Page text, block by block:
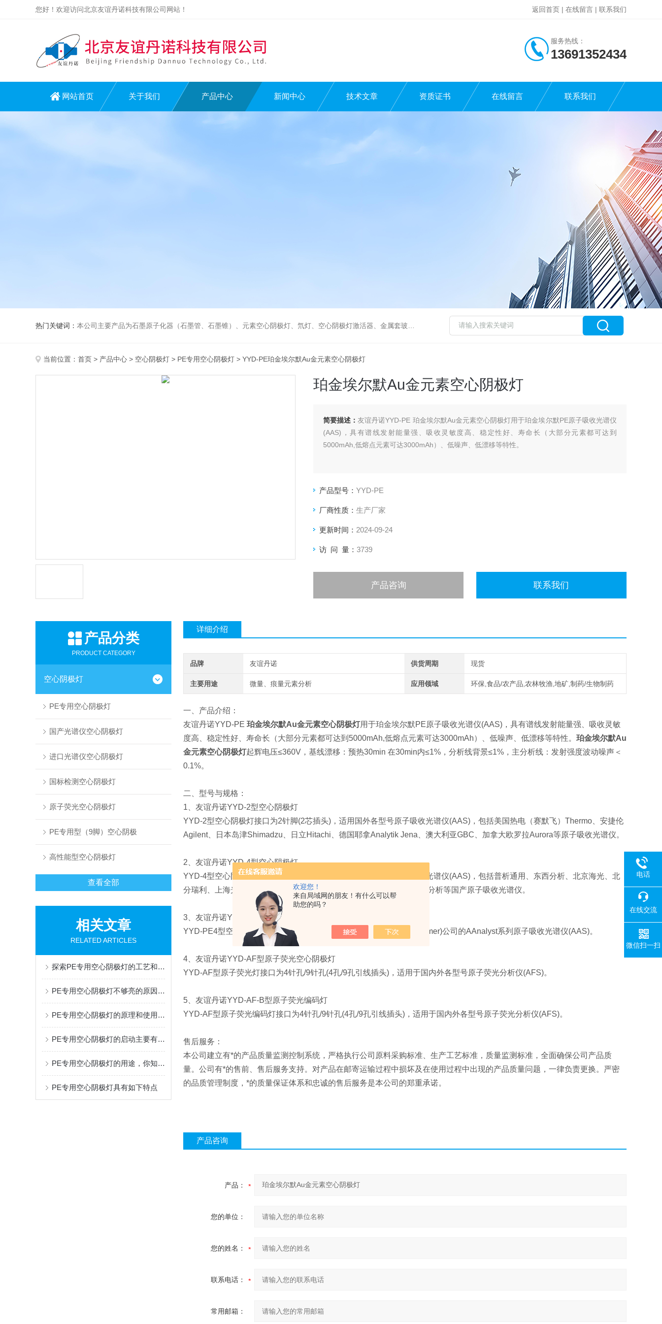
欢迎您！
来自局域网的朋友！有什么可以帮
助您的吗？
您好！欢迎访问北京友谊丹诺科技有限公司网站！ 返回首页 | 在线留言 | 联系我们
服务热线：
13691352434
网站首页 关于我们 产品中心 新闻中心 技术文章 资质证书 在线留言 联系我们
热门关键词： 本公司主要产品为石墨原子化器（石墨管、石墨锥）、元素空心阴极灯、氘灯、空心阴极灯激活器、金属套玻璃高效雾化喷嘴。同时经销进口原装石墨管、石墨锥、空心阴极灯、氘灯等。
当前位置： 首页 > 产品中心 > 空心阴极灯 > PE专用空心阴极灯 > YYD-PE珀金埃尔默Au金元素空心阴极灯
珀金埃尔默Au金元素空心阴极灯
简要描述：友谊丹诺YYD-PE 珀金埃尔默Au金元素空心阴极灯用于珀金埃尔默PE原子吸收光谱仪
(AAS)，具有谱线发射能量强、吸收灵敏度高、稳定性好、寿命长（大部分元素都可达到
5000mAh,低熔点元素可达3000mAh）、低噪声、低漂移等特性。
产品型号： YYD-PE
厂商性质： 生产厂家
更新时间： 2024-09-24
访 问 量： 3739
产品咨询 联系我们
产品分类
PRODUCT CATEGORY
空心阴极灯
PE专用空心阴极灯
国产光谱仪空心阴极灯
进口光谱仪空心阴极灯
国标检测空心阴极灯
原子荧光空心阴极灯
PE专用型（9脚）空心阴极
高性能型空心阴极灯
查看全部
相关文章
RELATED ARTICLES
探索PE专用空心阴极灯的工艺和应用
PE专用空心阴极灯不够亮的原因是什么呢？
PE专用空心阴极灯的原理和使用注意事项
PE专用空心阴极灯的启动主要有两种方法
PE专用空心阴极灯的用途，你知道吗？
PE专用空心阴极灯具有如下特点
详细介绍
品牌 友谊丹诺 供货周期 现货
主要用途 微量、痕量元素分析 应用领域 环保,食品/农产品,农林牧渔,地矿,制药/生物制药
一、产品介绍：
友谊丹诺YYD-PE 珀金埃尔默Au金元素空心阴极灯用于珀金埃尔默PE原子吸收光谱仪(AAS)，具有谱线发射能量强、吸收灵敏
度高、稳定性好、寿命长（大部分元素都可达到5000mAh,低熔点元素可达3000mAh）、低噪声、低漂移等特性。 珀金埃尔默Au
金元素空心阴极灯起辉电压≤360V，基线漂移：预热30min 在30min内≤1%，分析线背景≤1%，主分析线：发射强度波动噪声＜
0.1%。
二、型号与规格：
1、友谊丹诺YYD-2型空心阴极灯
YYD-2型空心阴极灯接口为2针脚(2芯插头)，适用国外各型号原子吸收光谱仪(AAS)，包括美国热电（赛默飞）Thermo、安捷伦
Agilent、日本岛津Shimadzu、日立Hitachi、德国耶拿Analytik Jena、澳大利亚GBC、加拿大欧罗拉Aurora等原子吸收光谱仪。
2、友谊丹诺YYD-4型空心阴极灯
YYD-4型空心阴极灯接口为4针脚(4芯插头)，
适用国产各信号原子吸收光谱仪(AAS)，包括普析通用、东西分析、北京海光、北
分瑞利、上海光谱、上海仪电、上海美析、安徽皖仪、沈阳华光、辽宁分析等国产原子吸收光谱仪。
3、友谊丹诺YYD-PE
型空心阴极灯
YYD-PE4型空心阴极灯接口为4针脚(4芯插头)，适用美国PE(Perkin Elmer)公司的AAnalyst系列 原子吸收光谱仪(AAS)。
4、友谊丹诺YYD-AF型原子荧光空心阴极灯
YYD-AF型原子荧光灯接口为4针孔/9针孔(4孔/9孔引线插头)，适用于国内外各型号原子荧光分析仪(AFS)。
5、友谊丹诺YYD-AF-B型原子荧光编码灯
YYD-AF型原子荧光编码灯接口为4针孔/9针孔(4孔/9孔引线插头)，适用于国内外各型号原子荧光分析仪(AFS)。
售后服务：
本公司建立有*的产品质量监测控制系统，严格执行公司原料采购标准、生产工艺标准，质量监测标准，全面确保公司产品质
量。公司有*的售前、售后服务支持。对产品在邮寄运输过程中损坏及在使用过程中出现的产品质量问题，一律负责更换。严密
的品质管理制度，*的质量保证体系和忠诚的售后服务是本公司的郑重承诺。
产品咨询
产品：
您的单位：
您的姓名：
联系电话：
常用邮箱：
电话
在线交流
微信扫一扫